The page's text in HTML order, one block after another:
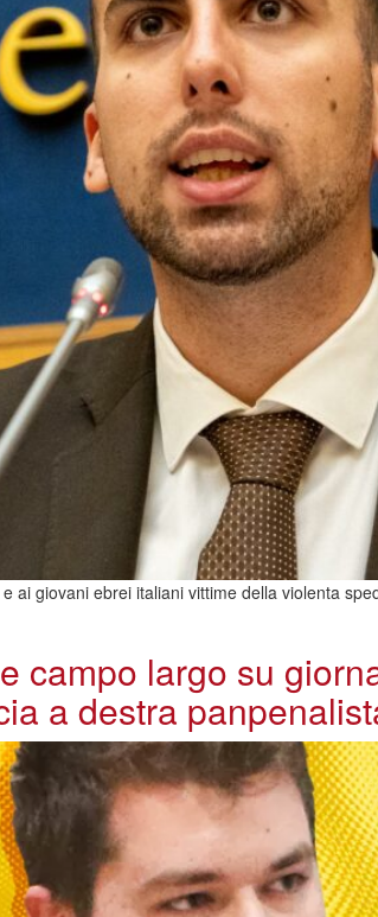
ai giovani ebrei italiani vittime della violenta
campo largo su
a destra